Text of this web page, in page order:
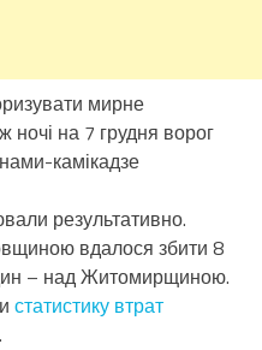
мирне
ночі на 7 грудня ворог
камікадзе
результативно.
вдалося збити 8
– над Житомирщиною.
статистику втрат